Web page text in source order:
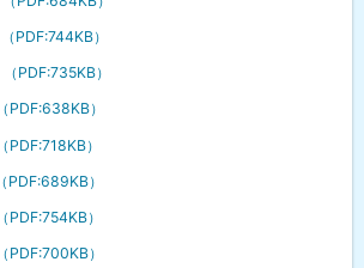
（PDF:744KB）
（PDF:735KB）
（PDF:638KB）
（PDF:718KB）
（PDF:689KB）
（PDF:754KB）
（PDF:700KB）